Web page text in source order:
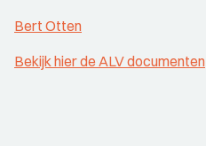
Bert Otten
Bekijk hier de ALV documenten